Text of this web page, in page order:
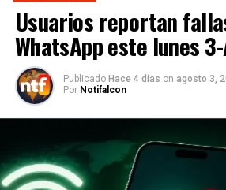
Usuarios reportan
WhatsApp este lunes
Publicado Hace 4 días on agosto 3,
Por Notifalcon